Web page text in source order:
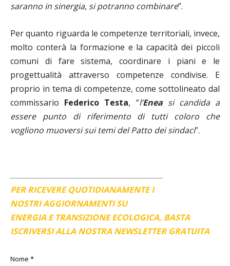
saranno in sinergia, si potranno combinare”.
Per quanto riguarda le competenze territoriali, invece,
molto conterà la formazione e la capacità dei piccoli
comuni di fare sistema, coordinare i piani e le
progettualità attraverso competenze condivise. E
proprio in tema di competenze, come sottolineato dal
commissario Federico Testa, “l’Eneasi candida a
essere punto di riferimento di tutti coloro che
vogliono muoversi sui temi del Patto dei sindaci”.
PER RICEVERE QUOTIDIANAMENTE I
NOSTRI AGGIORNAMENTI SU
ENERGIA E TRANSIZIONE ECOLOGICA, BASTA
ISCRIVERSI ALLA NOSTRA NEWSLETTER GRATUITA
Nome *